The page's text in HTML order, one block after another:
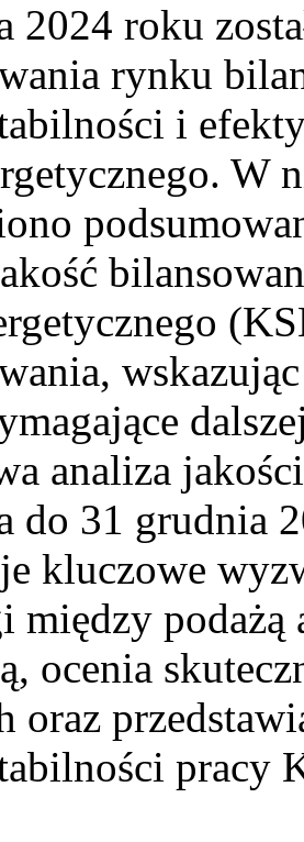
2024 roku
rynku
i
W
analiza
do 31 grudnia
kluczowe
między podażą
ocenia
pracy